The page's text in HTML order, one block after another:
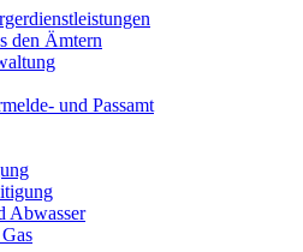
den Ämtern
und Passamt
Abwasser